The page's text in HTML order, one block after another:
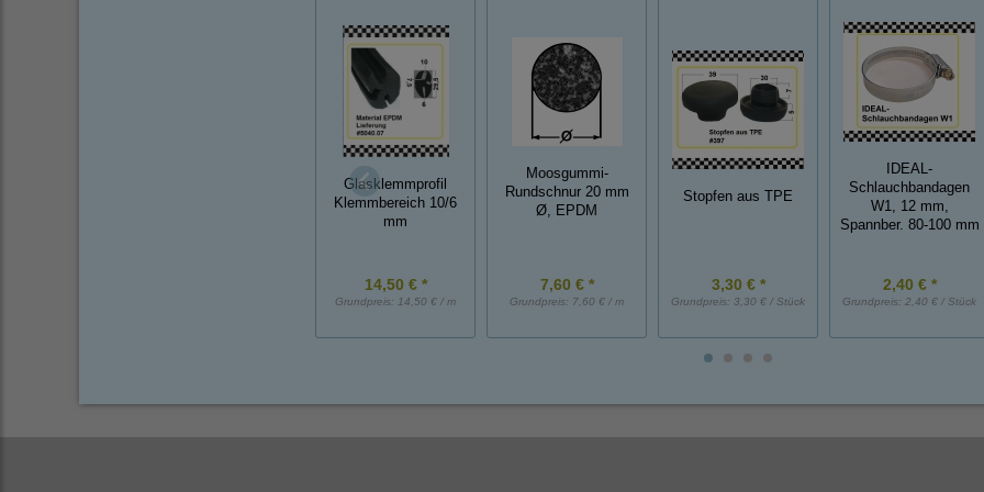
Glasklemmprofil
Klemmbereich 10/6
mm
14,50 € *
Grundpreis: 14,50 € / m
Moosgummi-
Rundschnur 20 mm
Ø, EPDM
7,60 € *
Grundpreis: 7,60 € / m
Stopfen aus TPE
3,30 € *
Grundpreis: 3,30 € / Stück
IDEAL-
Schlauchbandagen
W1, 12 mm,
Spannber. 80-100 mm
2,40 € *
Grundpreis: 2,40 € / Stück